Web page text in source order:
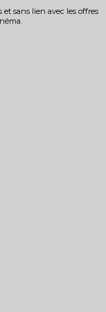
sans lien avec les offres